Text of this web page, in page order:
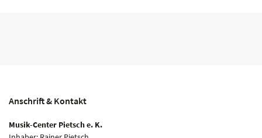
Anschrift & Kontakt
Musik-Center Pietsch e. K.